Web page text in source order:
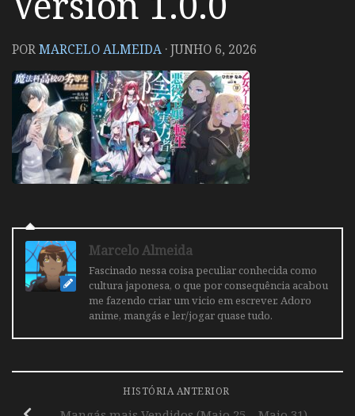
PORMARCELO ALMEIDA ·JUNHO 6, 2026
Marcelo Almeida
Fascinado nessa coisa peculiar conhecida como
cultura japonesa, o que por consequência acabou
me fazendo criar um vicio em escrever. Adoro
anime, mangás e ler/jogar quase tudo.
HISTÓRIA ANTERIOR